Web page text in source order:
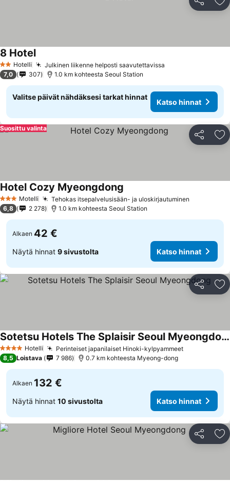
Jaa
2 Tähtiluokitus
Hotelli Julkinen liikenne helposti saavutettavissa
8 Hotel
7,0 307 1.0 km kohteesta Seoul Station
Valitse päivät nähdäksesi tarkat hinnat
Katso hinnat
Jaa
Suosittu valinta
3 Tähtiluokitus
Motelli Tehokas itsepalvelusisään- ja uloskirjautuminen
Hotel Cozy Myeongdong
6,8 2 278 1.0 km kohteesta Seoul Station
Alkaen 42 €
Näytä hinnat 9 sivustolta Katso hinnat
Jaa
4 Tähtiluokitus
Hotelli Perinteiset japanilaiset Hinoki-kylpyammeet
Sotetsu Hotels The Splaisir Seoul Myeongdong
8,5 Loistava 7 986 0.7 km kohteesta Myeong-dong
Alkaen 132 €
Näytä hinnat 10 sivustolta Katso hinnat
Jaa